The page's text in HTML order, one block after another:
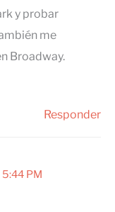
y probar
me
Broadway.
Responder
5:44 PM